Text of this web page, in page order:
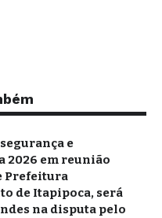
e
2026 em reunião
Prefeitura
de Itapipoca, será
na disputa pelo